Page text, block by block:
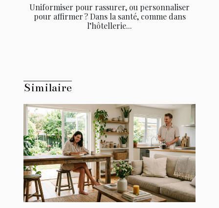
Uniformiser pour rassurer, ou personnaliser
pour affirmer ? Dans la santé, comme dans
l’hôtellerie...
Similaire